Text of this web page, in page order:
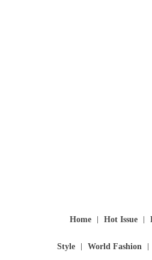
Home Hot Issue
Style World Fashion